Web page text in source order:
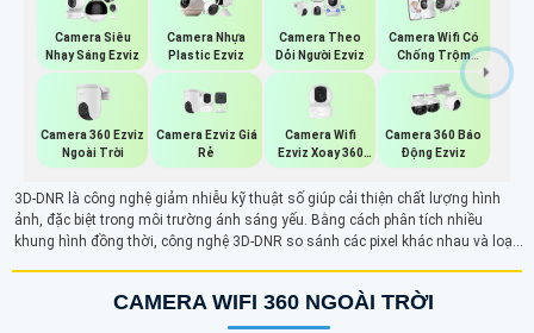
Camera Siêu
Nhạy Sáng Ezviz
Camera Nhựa
Plastic Ezviz
Camera Theo
Dỏi Người Ezviz
Camera Wifi Có
Chống Trộm
Ezviz
Camera 360 Ezviz
Ngoài Trời
Camera Ezviz Giá
Rẻ
Camera Wifi
Ezviz Xoay 360
Độ
Camera 360 Báo
Động Ezviz
3D-DNR là công nghệ giảm nhiễu kỹ thuật số giúp cải thiện chất lượng hình
ảnh, đặc biệt trong môi trường ánh sáng yếu. Bằng cách phân tích nhiều
khung hình đồng thời, công nghệ 3D-DNR so sánh các pixel khác nhau và loại
CAMERA WIFI 360 NGOÀI TRỜI